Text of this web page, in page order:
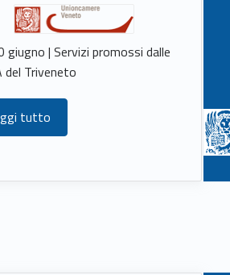
giugno | Servizi promossi dalle
del Triveneto
tutto